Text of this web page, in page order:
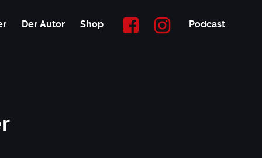
Der Autor Shop Podcast